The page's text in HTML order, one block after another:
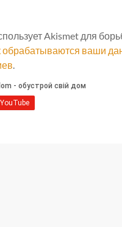
Akismet для
обрабатываются ваши